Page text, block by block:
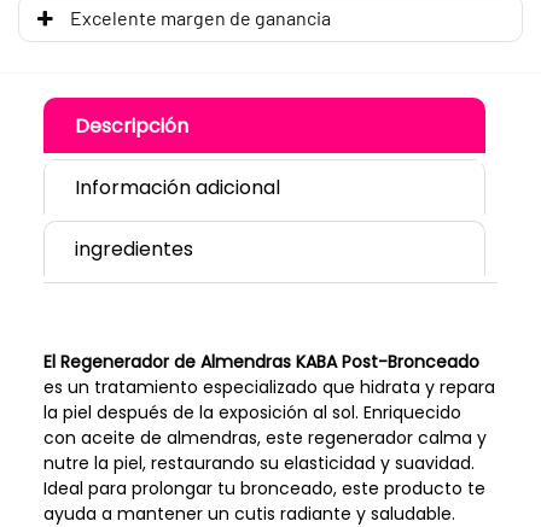
Excelente margen de ganancia
Descripción
Información adicional
ingredientes
El Regenerador de Almendras KABA Post-Bronceado
es un tratamiento especializado que hidrata y repara
la piel después de la exposición al sol. Enriquecido
con aceite de almendras, este regenerador calma y
nutre la piel, restaurando su elasticidad y suavidad.
Ideal para prolongar tu bronceado, este producto te
ayuda a mantener un cutis radiante y saludable.